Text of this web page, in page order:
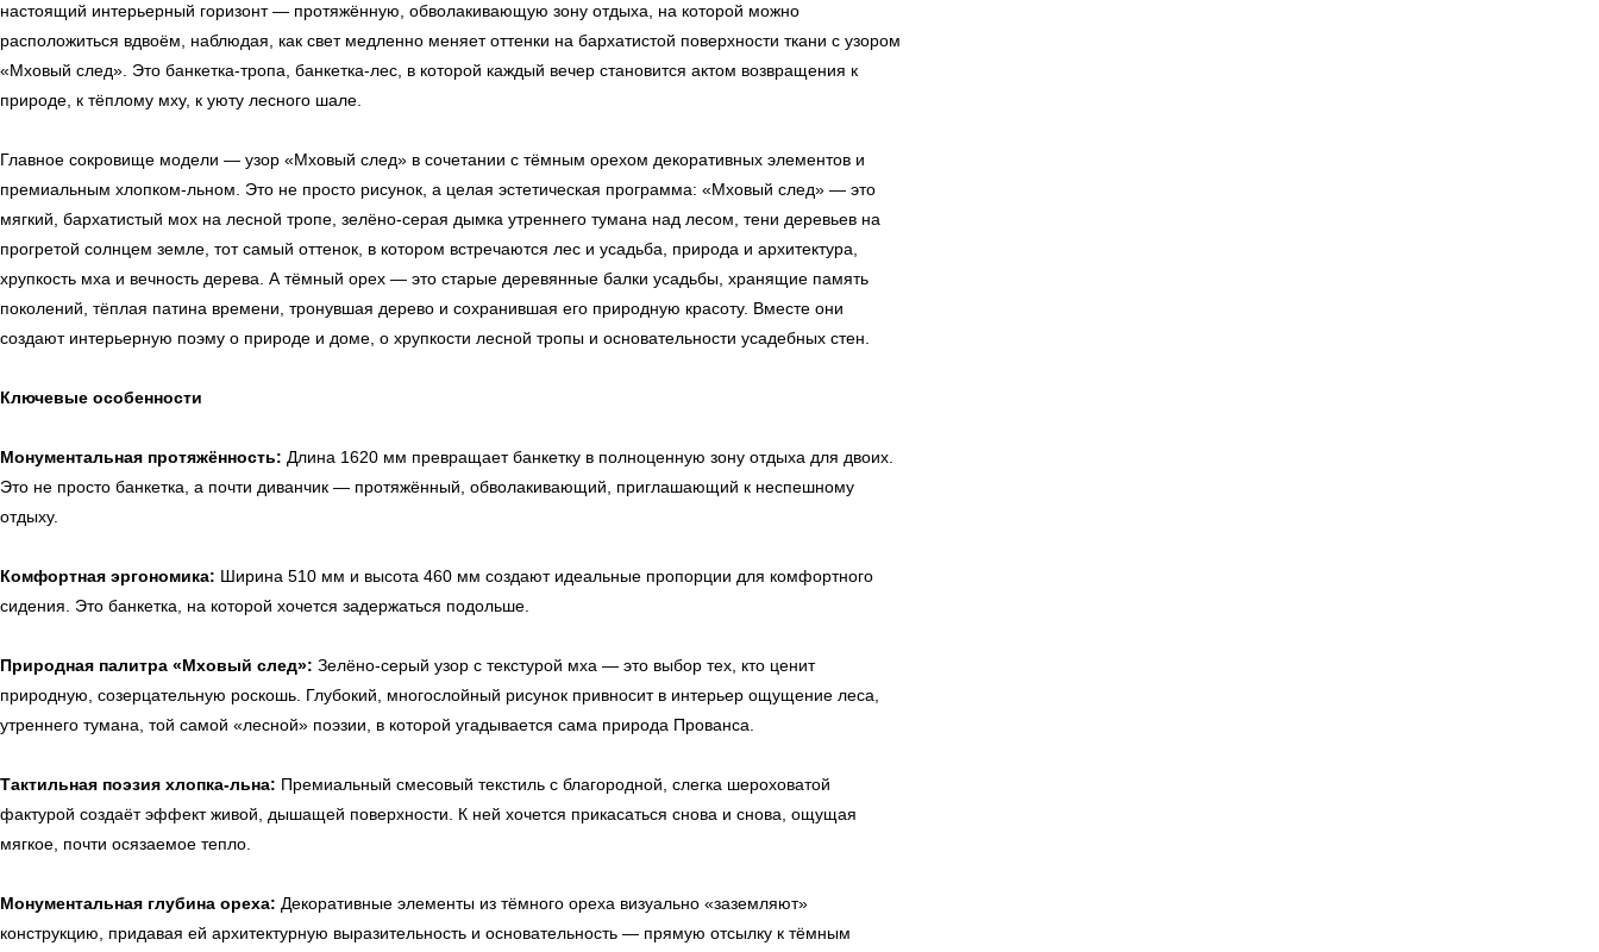
настоящий интерьерный горизонт — протяжённую, обволакивающую зону отдыха, на которой можно
расположиться вдвоём, наблюдая, как свет медленно меняет оттенки на бархатистой поверхности ткани с узором
«Мховый след». Это банкетка-тропа, банкетка-лес, в которой каждый вечер становится актом возвращения к
природе, к тёплому мху, к уюту лесного шале.
Главное сокровище модели — узор «Мховый след» в сочетании с тёмным орехом декоративных элементов и
премиальным хлопком-льном. Это не просто рисунок, а целая эстетическая программа: «Мховый след» — это
мягкий, бархатистый мох на лесной тропе, зелёно-серая дымка утреннего тумана над лесом, тени деревьев на
прогретой солнцем земле, тот самый оттенок, в котором встречаются лес и усадьба, природа и архитектура,
хрупкость мха и вечность дерева. А тёмный орех — это старые деревянные балки усадьбы, хранящие память
поколений, тёплая патина времени, тронувшая дерево и сохранившая его природную красоту. Вместе они
создают интерьерную поэму о природе и доме, о хрупкости лесной тропы и основательности усадебных стен.
Ключевые особенности
Монументальная протяжённость: Длина 1620 мм превращает банкетку в полноценную зону отдыха для двоих.
Это не просто банкетка, а почти диванчик — протяжённый, обволакивающий, приглашающий к неспешному
отдыху.
Комфортная эргономика: Ширина 510 мм и высота 460 мм создают идеальные пропорции для комфортного
сидения. Это банкетка, на которой хочется задержаться подольше.
Природная палитра «Мховый след»: Зелёно-серый узор с текстурой мха — это выбор тех, кто ценит
природную, созерцательную роскошь. Глубокий, многослойный рисунок привносит в интерьер ощущение леса,
утреннего тумана, той самой «лесной» поэзии, в которой угадывается сама природа Прованса.
Тактильная поэзия хлопка-льна: Премиальный смесовый текстиль с благородной, слегка шероховатой
фактурой создаёт эффект живой, дышащей поверхности. К ней хочется прикасаться снова и снова, ощущая
мягкое, почти осязаемое тепло.
Монументальная глубина ореха: Декоративные элементы из тёмного ореха визуально «заземляют»
конструкцию, придавая ей архитектурную выразительность и основательность — прямую отсылку к тёмным